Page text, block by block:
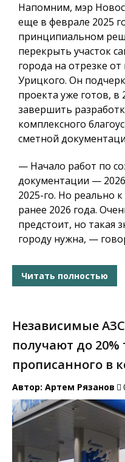
Напомним, мэр
еще в феврале 2025
принципиальном
перекрыть участок
города на отрезке
Урицкого. Он
проекта уже готов, в
завершить
комплексного
сметной
— Начало работ по
документации —
2025-го. Но реально
ранее 2026 года.
предстоит, но такая
городу нужна, —
Читать полностью
Независимые
получают до 20%
прописанного в
Автор: Артем Рязанов